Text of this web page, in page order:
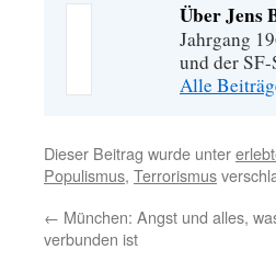
Über Jens
Jahrgang
und der
Alle
Dieser Beitrag wurde unter
Populismus, Terrorismus
← München: Angst und alles,
verbunden ist